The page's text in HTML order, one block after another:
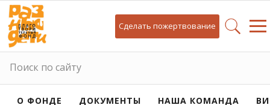
Сделать пожертвование
Поиск по сайту
О ФОНДЕ ДОКУМЕНТЫ НАША КОМАНДА